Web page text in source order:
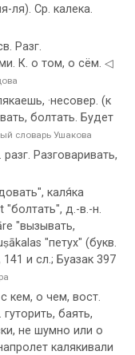
ля). Ср. калека.
Разг.
К. о том, о сём. ◁
·несовер. (к
болтать. Будет
словарь Ушакова
Разговаривать,
каля́ка
"болтать", д.-в.-н.
"вызывать,
"петух" (букв.
и сл.; Буазак 397
кем, о чем, вост.
баять,
не шумно или о
калякивали